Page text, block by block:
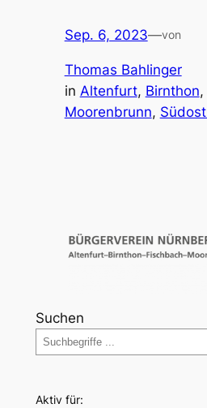
Sep. 6, 2023—von
Thomas Bahlinger
in Altenfurt, Birnthon,
Moorenbrunn,
Suchen
Aktiv für: